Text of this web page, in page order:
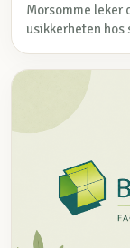
Morsomme leker
usikkerheten hos